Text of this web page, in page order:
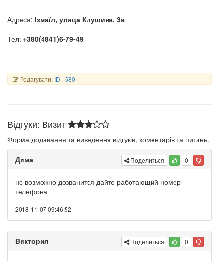
Адреса: Ізмаїл, улица Клушина, 3а
Тел: +380(4841)6-79-49
Редагувати: ID - 580
Відгуки: Визит
Форма додавання та виведення відгуків, коментарів та питань.
Дима Поделиться 0
не возможно дозванится дайте работающий номер
телефона
2018-11-07 09:46:52
Виктория Поделиться 0